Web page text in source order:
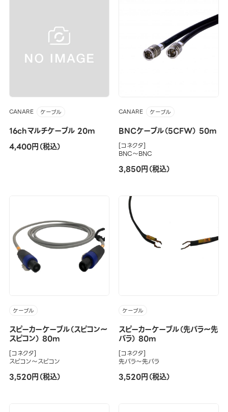
CANARE ケーブル
16chマルチケーブル 20m
4,400円（税込）
CANARE ケーブル
BNCケーブル（5CFW） 50m
[コネクタ]
BNC～BNC
3,850円（税込）
ケーブル
スピーカーケーブル（スピコン～
スピコン） 80m
[コネクタ]
スピコン～スピコン
3,520円（税込）
ケーブル
スピーカーケーブル（先バラ～先
バラ） 80m
[コネクタ]
先バラ～先バラ
3,520円（税込）